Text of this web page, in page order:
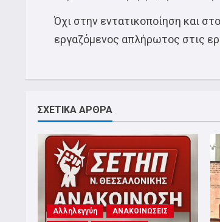
Όχι στην εντατικοποίηση και
εργαζόμενος απλήρωτος στις
ΣΧΕΤΙΚΑ ΑΡΘΡΑ
Αλληλεγγύη
ΑΝΑΚΟΙΝΩΣΕΙΣ